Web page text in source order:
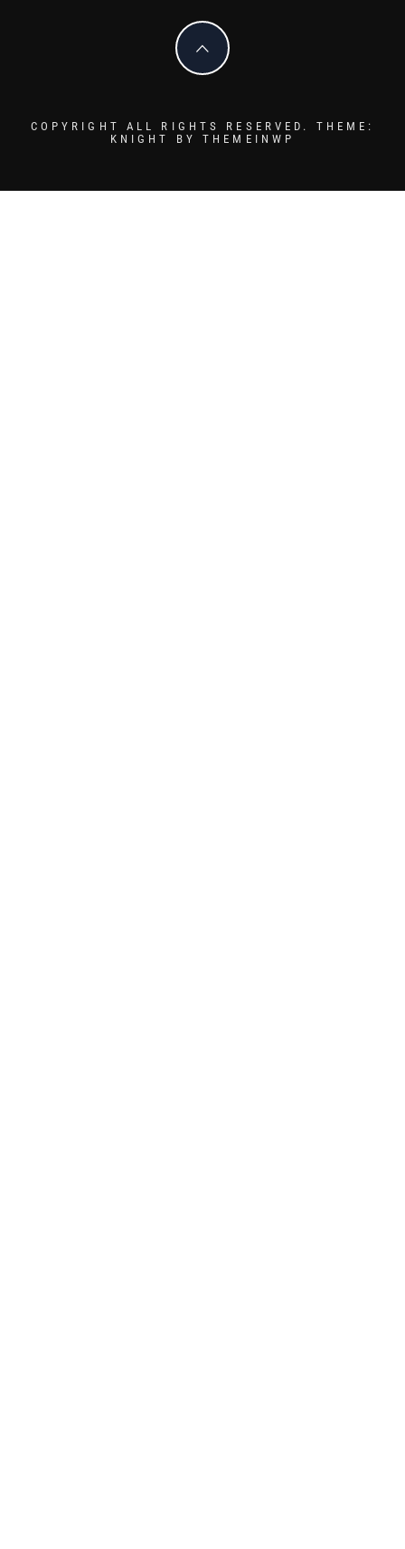
COPYRIGHT ALL RIGHTS RESERVED. THEME:
KNIGHT BYTHEMEINWP